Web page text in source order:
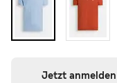
Jetzt